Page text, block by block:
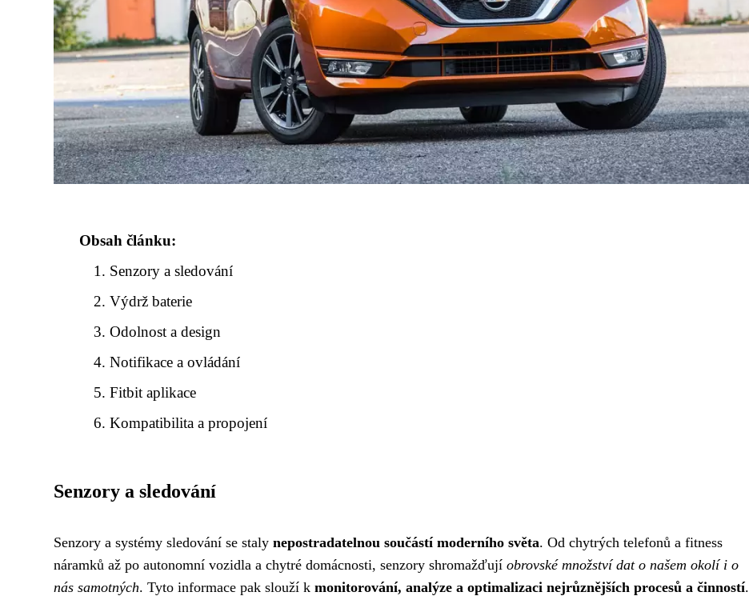
Obsah článku:
Senzory a sledování
Výdrž baterie
Odolnost a design
Notifikace a ovládání
Fitbit aplikace
Kompatibilita a propojení
Senzory a sledování
Senzory a systémy sledování se staly nepostradatelnou součástí moderního světa. Od chytrých telefonů a fitness
náramků až po autonomní vozidla a chytré domácnosti, senzory shromažďují obrovské množství dat o našem okolí i o
nás samotných. Tyto informace pak slouží k monitorování, analýze a optimalizaci nejrůznějších procesů a činností.